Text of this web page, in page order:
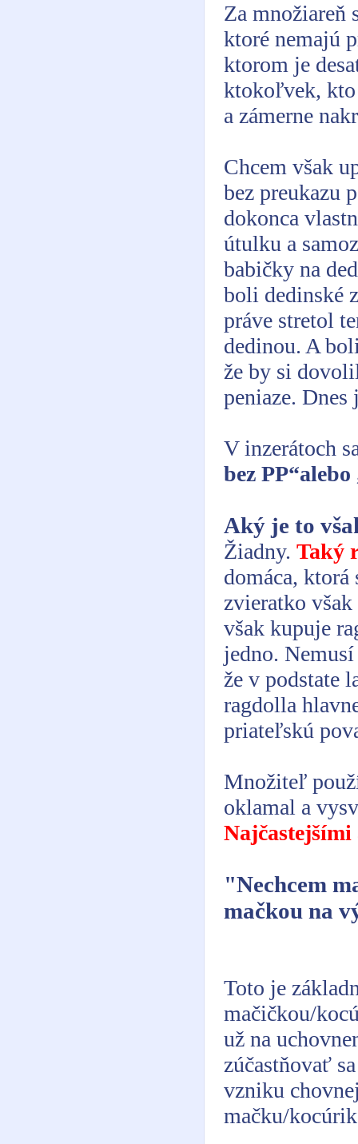
Za množiareň
ktoré nemajú
ktorom je
ktokoľvek, kto
a zámerne
Chcem však
bez preukazu
dokonca
útulku a
babičky na
boli dedinské
práve stretol
dedinou. A
že by si
peniaze.
V inzerátoch
bez
Aký je to
Žiadny. Taký
domáca, ktorá
zvieratko
však kupuje
jedno.
že v podstate
ragdolla
priateľskú
Množiteľ
oklamal a
"Nechcem
mačkou na
Toto je
mačičkou/
už na
zúčastňovať
vzniku
mačku/